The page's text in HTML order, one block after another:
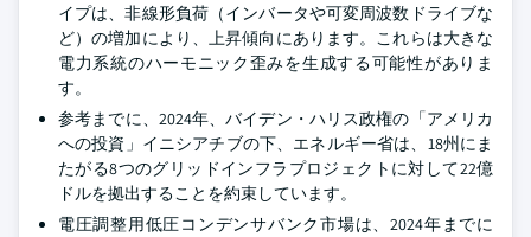
イプは、非線形負荷（インバータや可変周波数ドライブな
ど）の増加により、上昇傾向にあります。これらは大きな
電力系統のハーモニック歪みを生成する可能性がありま
す。
参考までに、2024年、バイデン・ハリス政権の「アメリカ
への投資」イニシアチブの下、エネルギー省は、18州にま
たがる8つのグリッドインフラプロジェクトに対して22億
ドルを拠出することを約束しています。
電圧調整用低圧コンデンサバンク市場は、2024年までに